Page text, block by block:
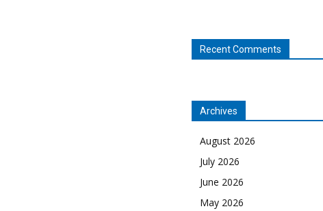
Recent Comments
Archives
August 2026
July 2026
June 2026
May 2026